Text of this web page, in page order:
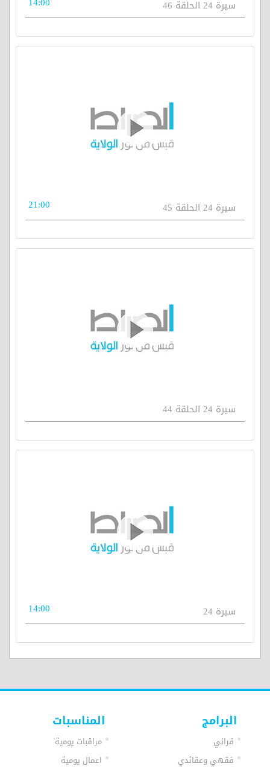
سيرة 24 الحلقة 46
سيرة 24 الحلقة 45 21:00
سيرة 24 الحلقة 44
سيرة 24 14:00
البرامج
قراني
فقهي وعقائدي
المناسبات
مراقبات يومية
اعمال يومية